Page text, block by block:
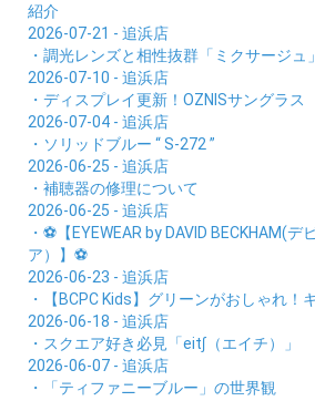
紹介
2026-07-21 - 追浜店
・調光レンズと相性抜群「ミクサージュ」
2026-07-10 - 追浜店
・ディスプレイ更新！OZNISサングラス
2026-07-04 - 追浜店
・ソリッドブルー “ S-272 ”
2026-06-25 - 追浜店
・補聴器の修理について
2026-06-25 - 追浜店
・⚽【EYEWEAR by DAVID BECKHAM(
ア）】⚽
2026-06-23 - 追浜店
・【BCPC Kids】グリーンがおしゃれ！
2026-06-18 - 追浜店
・スクエア好き必見「eit∫（エイチ）」
2026-06-07 - 追浜店
・「ティファニーブルー」の世界観